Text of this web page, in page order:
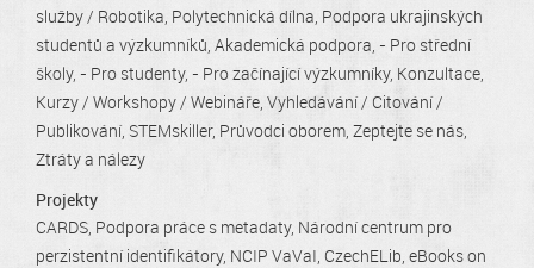
služby / Robotika Polytechnická dílna Podpora ukrajinských
studentů a výzkumníků Akademická podpora - Pro střední
školy - Pro studenty - Pro začínající výzkumníky Konzultace
Kurzy / Workshopy / Webináře Vyhledávání / Citování /
Publikování STEMskiller Průvodci oborem Zeptejte se nás
Ztráty a nálezy
Projekty
CARDS Podpora práce s metadaty Národní centrum pro
perzistentní identifikátory NCIP VaVaI CzechELib eBooks on